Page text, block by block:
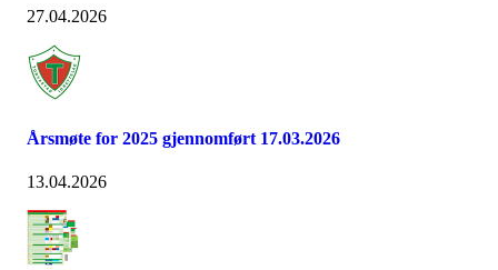
27.04.2026
Årsmøte for 2025 gjennomført 17.03.2026
13.04.2026